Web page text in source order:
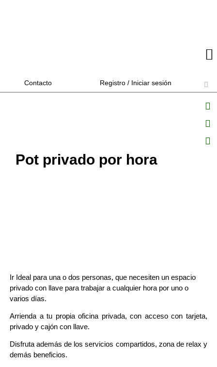
Contacto Registro / Iniciar sesión
Pot privado por hora
Ir Ideal para una o dos personas, que necesiten un espacio
privado con llave para trabajar a cualquier hora por uno o
varios días.
Arrienda a tu propia oficina privada, con acceso con tarjeta,
privado y cajón con llave.
Disfruta además de los servicios compartidos, zona de relax y
demás beneficios.